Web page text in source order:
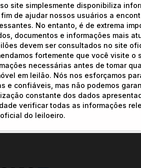
site simplesmente disponibiliza
de ajudar nossos usuários a
No entanto, é de extrema
documentos e informações mais
devem ser consultados no site
fortemente que você visite o
necessárias antes de tomar
em leilão. Nós nos esforçamos
e confiáveis, mas não podemos
constante dos dados
verificar todas as informações
do leiloeiro.